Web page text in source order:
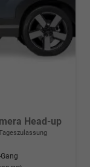
Head-up